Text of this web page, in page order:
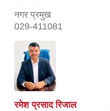
नगर प्रमुख
029-411081
रमेश प्रसाद रिजाल